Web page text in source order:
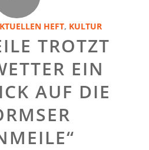
HEFT, KULTUR
TROTZT
EIN
AUF DIE